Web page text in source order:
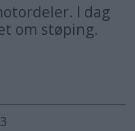
I dag
om støping.